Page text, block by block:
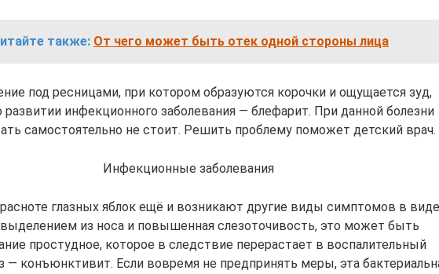
также: От чего может быть отек одной стороны лица
под ресницами, при котором образуются корочки и ощущается зуд,
развитии инфекционного заболевания — блефарит. При данной болезни
самостоятельно не стоит. Решить проблему поможет детский врач.
Инфекционные заболевания
глазных яблок ещё и возникают другие виды симптомов в виде
из носа и повышенная слезоточивость, это может быть
простудное, которое в следствие перерастает в воспалительный
— конъюнктивит. Если вовремя не предпринять меры, эта